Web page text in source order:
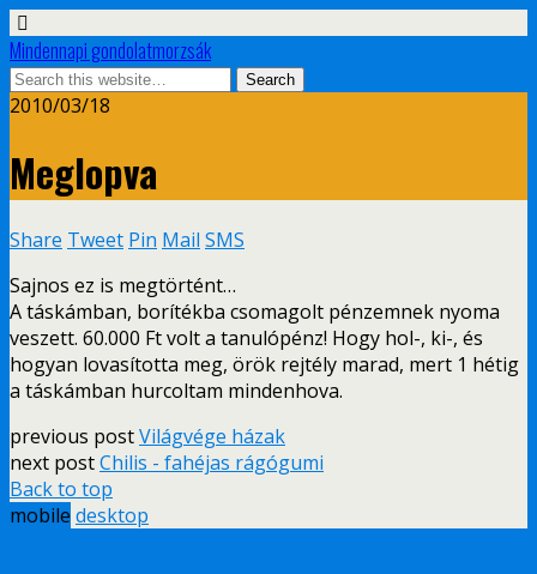
Mindennapi gondolatmorzsák
2010/03/18
Meglopva
Share Tweet Pin Mail SMS
Sajnos ez is megtörtént…
A táskámban, borítékba csomagolt pénzemnek nyoma
veszett. 60.000 Ft volt a tanulópénz! Hogy hol-, ki-, és
hogyan lovasította meg, örök rejtély marad, mert 1 hétig
a táskámban hurcoltam mindenhova.
previous postVilágvége házak
next postChilis - fahéjas rágógumi
Back to top
mobile desktop